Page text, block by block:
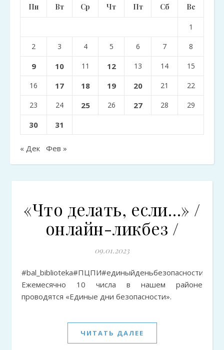
Пн Вт Ср Чт Пт Сб Вс
1
2 3 4 5 6 7 8
9 10 11 12 13 14 15
16 17 18 19 20 21 22
23 24 25 26 27 28 29
30 31
« Дек Фев »
«Что делать, если…» /
онлайн-ликбез /
09.01.2023
#bal_biblioteka#ПЦПИ#единыйденьбезопасности#гражданскаяоборона#обнаружениебвс
Ежемесячно 10 числа в нашем районе
проводятся «Единые дни безопасности».
ЧИТАТЬ ДАЛЕЕ